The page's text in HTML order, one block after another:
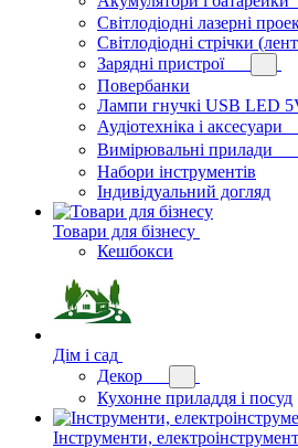
Світлодіодні лазерні
Світлодіодні стрічки
Зарядні пристрої
Повербанки
Лампи гнучкі USB LED
Аудіотехніка і аксесуари
Вимірювальні прилади
Набори інструментів
Індивідуальний догляд
Товари для бізнесу
Кешбокси
Дім і сад
Декор
Кухонне приладдя і посуд
Інструменти,